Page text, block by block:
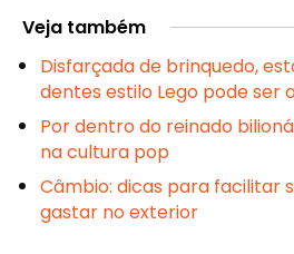
Veja também
Disfarçada de brinquedo,
dentes estilo Lego pode ser
Por dentro do reinado
na cultura pop
Câmbio: dicas para facilitar
gastar no exterior